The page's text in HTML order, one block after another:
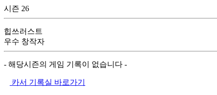
시즌 26
힙쓰러스트
우수 창작자
- 해당시즌의 게임 기록이 없습니다 -
카서 기록실 바로가기